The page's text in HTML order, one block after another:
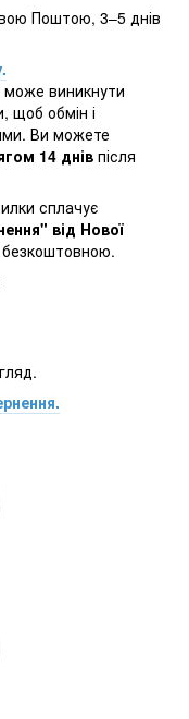
Поштою, 3–5 днів
може виникнути
щоб обмін і
Ви можете
14 днів після
сплачує
від Нової